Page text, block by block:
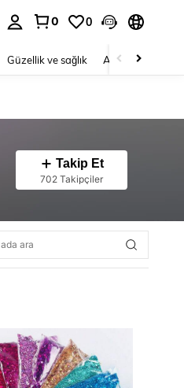
0 0
Güzellik ve sağlık Ayakkabı
Takip Et
702 Takipçiler